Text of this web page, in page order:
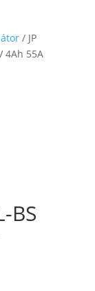
/ JP
4Ah 55A
BS